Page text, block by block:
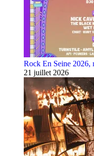
Rock En Seine 2026,
21 juillet 2026